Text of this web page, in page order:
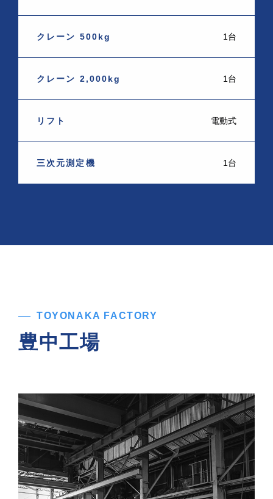
クレーン 500kg 1台
クレーン 2,000kg 1台
リフト 電動式
三次元測定機 1台
TOYONAKA FACTORY
豊中工場